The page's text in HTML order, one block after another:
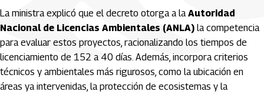
La ministra explicó que el decreto otorga a laAutoridad
Nacional de Licencias Ambientales (ANLA) la competencia
para evaluar estos proyectos, racionalizando los tiempos de
licenciamiento de 152 a 40 días. Además, incorpora criterios
técnicos y ambientales más rigurosos, como la ubicación en
áreas ya intervenidas, la protección de ecosistemas y la